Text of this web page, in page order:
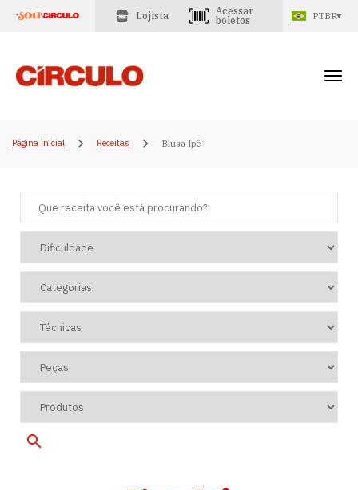
Lojista
Acessar
boletos
PTBR
Página inicial Receitas Blusa Ipê